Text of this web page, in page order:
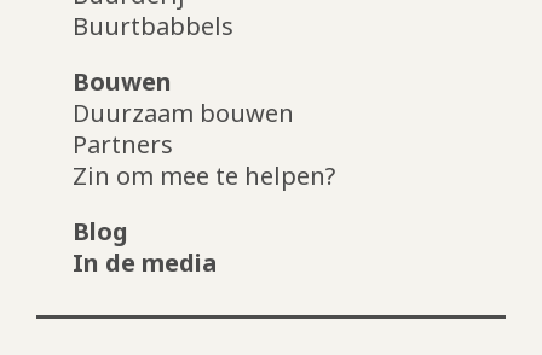
Buurtbabbels
Bouwen
Duurzaam bouwen
Partners
Zin om mee te helpen?
Blog
In de media